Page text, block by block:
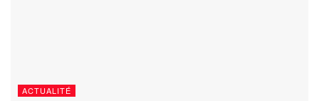
ACTUALITÉ